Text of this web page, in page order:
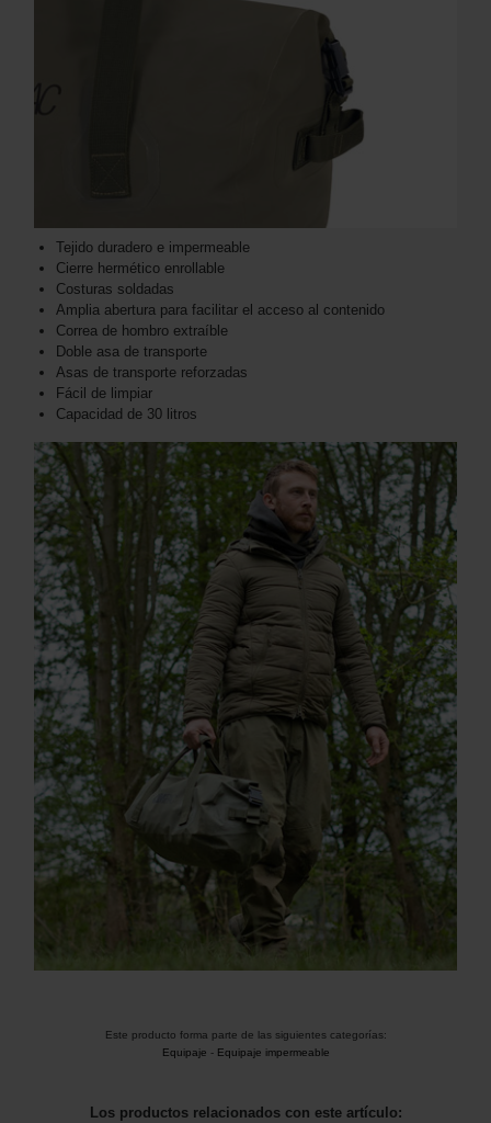
Tejido duradero e impermeable
Cierre hermético enrollable
Costuras soldadas
Amplia abertura para facilitar el acceso al contenido
Correa de hombro extraíble
Doble asa de transporte
Asas de transporte reforzadas
Fácil de limpiar
Capacidad de 30 litros
Este producto forma parte de las siguientes categorías:
Equipaje - Equipaje impermeable
Los productos relacionados con este artículo: